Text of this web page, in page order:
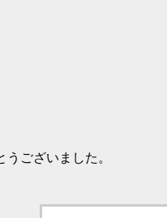
ございました。